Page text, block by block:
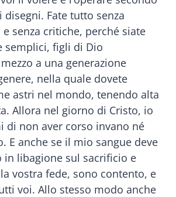
Fate tutto senza
senza critiche, perché siate
semplici, figli di Dio
a una generazione
nella quale dovete
astri nel mondo, tenendo alta
Allora nel giorno di Cristo, io
di non aver corso invano né
E anche se il mio sangue deve
in libagione sul sacrificio e
vostra fede, sono contento, e
voi. Allo stesso modo anche